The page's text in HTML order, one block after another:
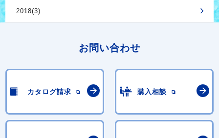
2018(3)
お問い合わせ
カタログ請求 購入相談